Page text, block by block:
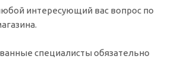
интересующий вас вопрос по
специалисты обязательно